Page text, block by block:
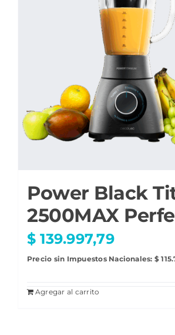
Power Black
2500MAX
$ 139.997,79
Precio sin Impuestos Nacionales: $
Agregar al carrito